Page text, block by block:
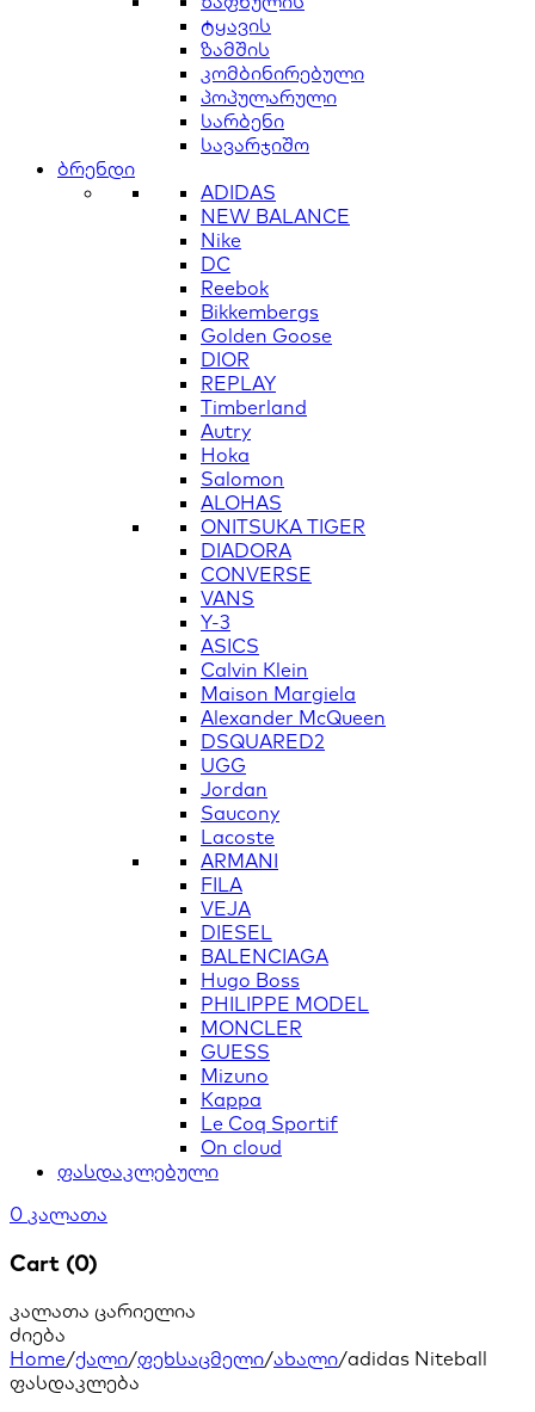
ტყავის
ზამშის
კომბინირებული
პოპულარული
სარბენი
სავარჯიშო
ბრენდი
ADIDAS
NEW BALANCE
Nike
DC
Reebok
Bikkembergs
Golden Goose
DIOR
REPLAY
Timberland
Autry
Hoka
Salomon
ALOHAS
ONITSUKA TIGER
DIADORA
CONVERSE
VANS
Y-3
ASICS
Calvin Klein
Maison Margiela
Alexander McQueen
DSQUARED2
UGG
Jordan
Saucony
Lacoste
ARMANI
FILA
VEJA
DIESEL
BALENCIAGA
Hugo Boss
PHILIPPE MODEL
MONCLER
GUESS
Mizuno
Kappa
Le Coq Sportif
On cloud
ფასდაკლებული
0 კალათა
Cart (0)
კალათა ცარიელია
ძიება
Home/ქალი/ფეხსაცმელი/ახალი/adidas Niteball
ფასდაკლება